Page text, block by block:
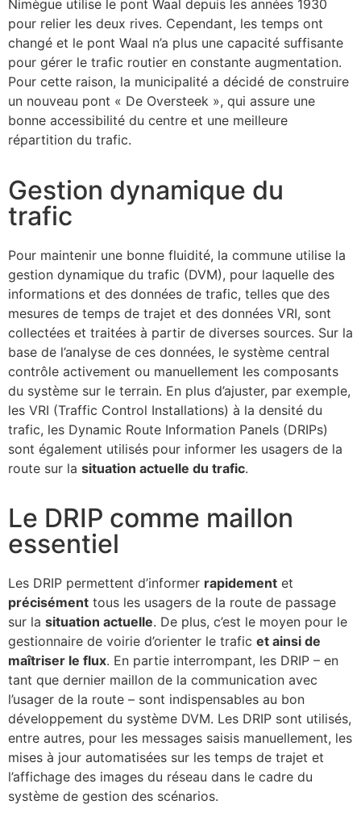
Nimègue utilise le pont Waal depuis les années 1930
pour relier les deux rives. Cependant, les temps ont
changé et le pont Waal n’a plus une capacité suffisante
pour gérer le trafic routier en constante augmentation.
Pour cette raison, la municipalité a décidé de construire
un nouveau pont « De Oversteek », qui assure une
bonne accessibilité du centre et une meilleure
répartition du trafic.
Gestion dynamique du
trafic
Pour maintenir une bonne fluidité, la commune utilise la
gestion dynamique du trafic (DVM), pour laquelle des
informations et des données de trafic, telles que des
mesures de temps de trajet et des données VRI, sont
collectées et traitées à partir de diverses sources. Sur la
base de l’analyse de ces données, le système central
contrôle activement ou manuellement les composants
du système sur le terrain. En plus d’ajuster, par exemple,
les VRI (Traffic Control Installations) à la densité du
trafic, les Dynamic Route Information Panels (DRIPs)
sont également utilisés pour informer les usagers de la
route sur la situation actuelle du trafic.
Le DRIP comme maillon
essentiel
Les DRIP permettent d’informer rapidement et
précisément tous les usagers de la route de passage
sur la situation actuelle. De plus, c’est le moyen pour le
gestionnaire de voirie d’orienter le trafic et ainsi de
maîtriser le flux. En partie interrompant, les DRIP – en
tant que dernier maillon de la communication avec
l’usager de la route – sont indispensables au bon
développement du système DVM. Les DRIP sont utilisés,
entre autres, pour les messages saisis manuellement, les
mises à jour automatisées sur les temps de trajet et
l’affichage des images du réseau dans le cadre du
système de gestion des scénarios.